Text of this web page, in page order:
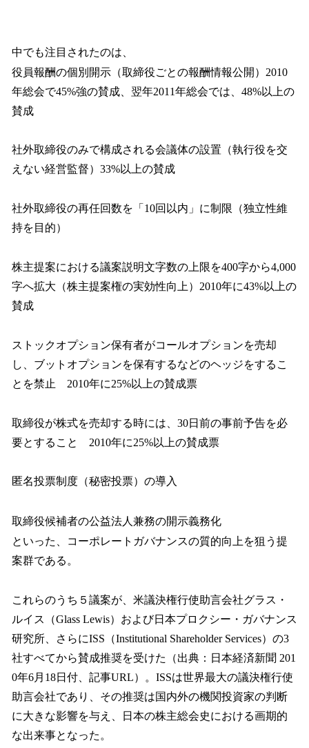
中でも注目されたのは、
役員報酬の個別開示（取締役ごとの報酬情報公開）2010
年総会で45%強の賛成、翌年2011年総会では、48%以上の
賛成
社外取締役のみで構成される会議体の設置（執行役を交
えない経営監督）33%以上の賛成
社外取締役の再任回数を「10回以内」に制限（独立性維
持を目的）
株主提案における議案説明文字数の上限を400字から4,000
字へ拡大（株主提案権の実効性向上）2010年に43%以上の
賛成
ストックオプション保有者がコールオプションを売却
し、ブットオプションを保有するなどのヘッジをするこ
とを禁止 2010年に25%以上の賛成票
取締役が株式を売却する時には、30日前の事前予告を必
要とすること 2010年に25%以上の賛成票
匿名投票制度（秘密投票）の導入
取締役候補者の公益法人兼務の開示義務化
といった、コーポレートガバナンスの質的向上を狙う提
案群である。
これらのうち５議案が、米議決権行使助言会社グラス・
ルイス（Glass Lewis）および日本プロクシー・ガバナンス
研究所、さらにISS（Institutional Shareholder Services）の3
社すべてから賛成推奨を受けた（出典：日本経済新聞 201
0年6月18日付、記事URL）。ISSは世界最大の議決権行使
助言会社であり、その推奨は国内外の機関投資家の判断
に大きな影響を与え、日本の株主総会史における画期的
な出来事となった。